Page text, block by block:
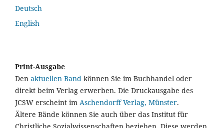
Deutsch
English
Print-Ausgabe
Den aktuellen Band können Sie im Buchhandel oder
direkt beim Verlag erwerben. Die Druckausgabe des
JCSW erscheint im Aschendorff Verlag, Münster.
Ältere Bände können Sie auch über das Institut für